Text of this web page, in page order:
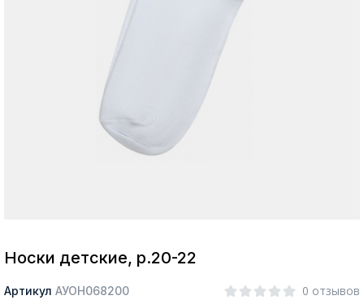
Изменить город
Носки детские, р.20-22
Артикул АУОН068200 0 отзывов